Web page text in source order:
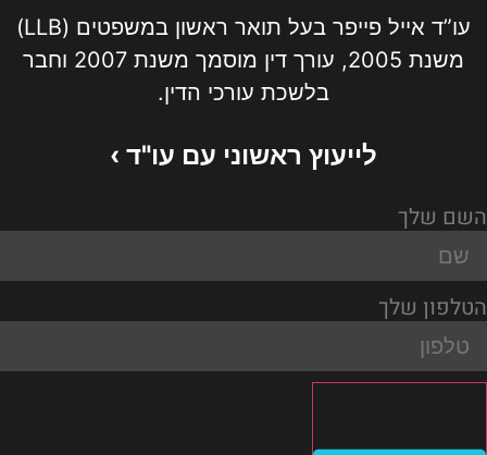
עו”ד אייל פייפר בעל תואר ראשון במשפטים (LLB)
משנת 2005, עורך דין מוסמך משנת 2007 וחבר
בלשכת עורכי הדין.
לייעוץ ראשוני עם עו"ד ›
השם שלך
הטלפון שלך